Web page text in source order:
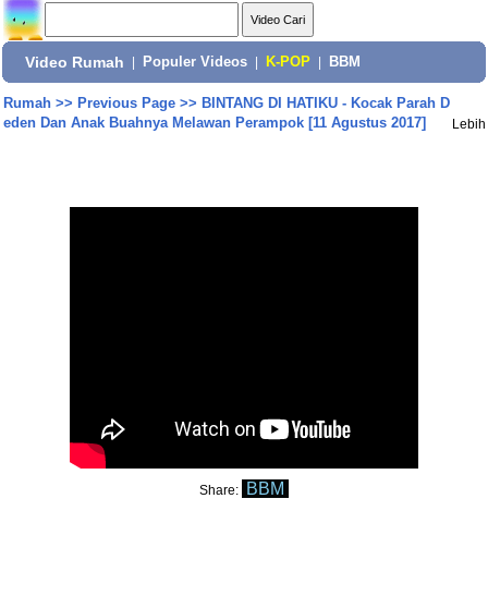
Video Rumah Populer Videos K-POP BBM
Rumah>> Previous Page>> BINTANG DI HATIKU - Kocak Parah D
eden Dan Anak Buahnya Melawan Perampok [11 Agustus 2017]
Lebih
Share: BBM